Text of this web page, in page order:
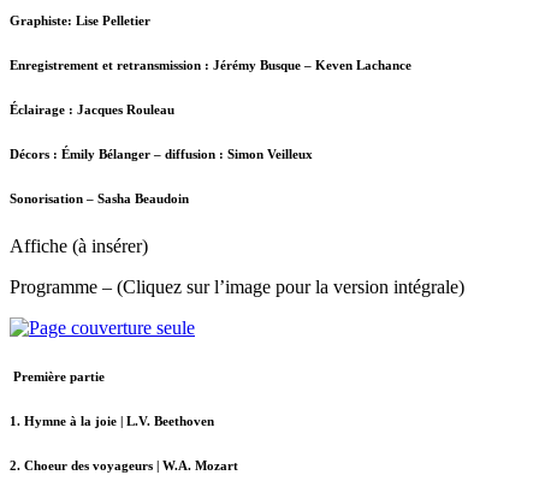
Graphiste: Lise Pelletier
Enregistrement et retransmission : Jérémy Busque – Keven Lachance
Éclairage : Jacques Rouleau
Décors : Émily Bélanger – diffusion : Simon Veilleux
Sonorisation – Sasha Beaudoin
Affiche (à insérer)
Programme – (Cliquez sur l’image pour la version intégrale)
Première partie
1. Hymne à la joie | L.V. Beethoven
2. Choeur des voyageurs | W.A. Mozart